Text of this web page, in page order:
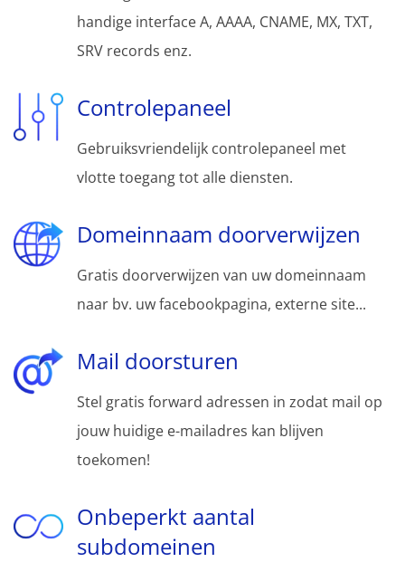
handige interface A, AAAA, CNAME, MX, TXT,
SRV records enz.
Controlepaneel
Gebruiksvriendelijk controlepaneel met
vlotte toegang tot alle diensten.
Domeinnaam doorverwijzen
Gratis doorverwijzen van uw domeinnaam
naar bv. uw facebookpagina, externe site...
Mail doorsturen
Stel gratis forward adressen in zodat mail op
jouw huidige e-mailadres kan blijven
toekomen!
Onbeperkt aantal
subdomeinen